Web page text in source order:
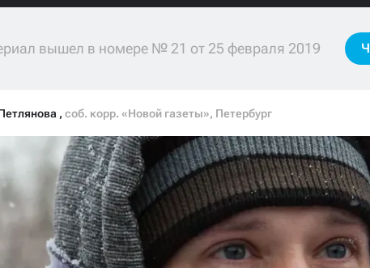
вышел в номере № 21 от 25 февраля 2019
, соб. корр. «Новой газеты», Петербург